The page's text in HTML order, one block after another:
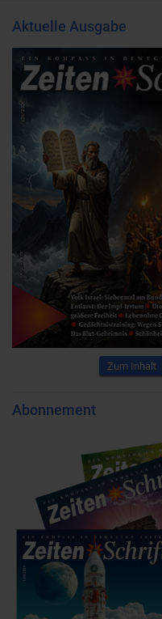
Aktuelle Ausgabe
Zum Inhalt
Abonnement